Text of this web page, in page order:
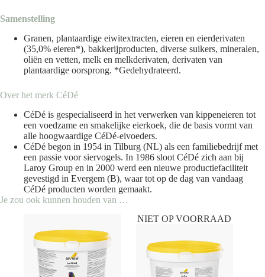
Samenstelling
Granen, plantaardige eiwitextracten, eieren en eierderivaten
(35,0% eieren*), bakkerijproducten, diverse suikers, mineralen,
oliën en vetten, melk en melkderivaten, derivaten van
plantaardige oorsprong. *Gedehydrateerd.
Over het merk CéDé
CéDé is gespecialiseerd in het verwerken van kippeneieren tot
een voedzame en smakelijke eierkoek, die de basis vormt van
alle hoogwaardige CéDé-eivoeders.
CéDé begon in 1954 in Tilburg (NL) als een familiebedrijf met
een passie voor siervogels. In 1986 sloot CéDé zich aan bij
Laroy Group en in 2000 werd een nieuwe productiefaciliteit
gevestigd in Evergem (B), waar tot op de dag van vandaag
CéDé producten worden gemaakt.
Je zou ook kunnen houden van …
NIET OP VOORRAAD